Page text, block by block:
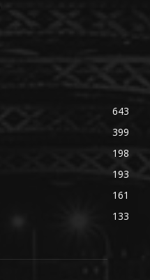
643
399
198
193
161
133